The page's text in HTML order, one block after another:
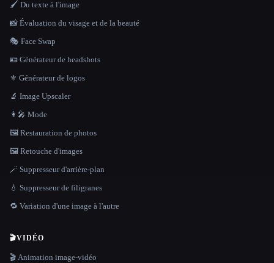
🖌️ Du texte à l'image
📸 Évaluation du visage et de la beauté
🎭 Face Swap
🪪 Générateur de headshots
⚜️ Générateur de logos
🔬 Image Upscaler
👩‍🎤 Mode
🖼️ Restauration de photos
🖼️ Retouche d'images
🪄 Suppresseur d'arrière-plan
💧 Suppresseur de filigranes
🔁 Variation d'une image à l'autre
🎬VIDÉO
🎬 Animation image-vidéo